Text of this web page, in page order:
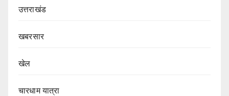
उत्तराखंड
खबरसार
खेल
चारधाम यात्रा